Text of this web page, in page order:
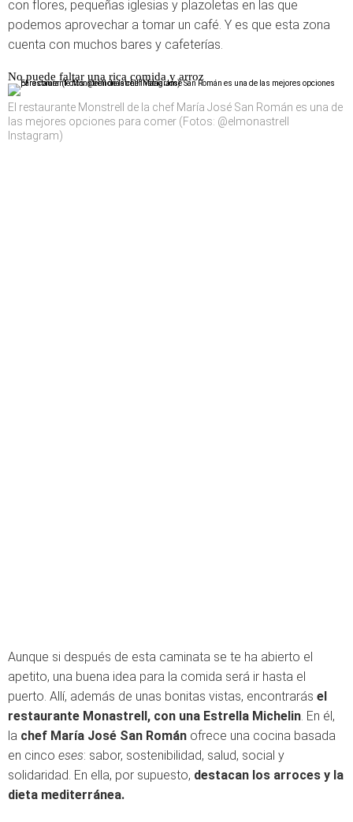
con flores, pequeñas iglesias y plazoletas en las que
podemos aprovechar a tomar un café. Y es que esta zona
cuenta con muchos bares y cafeterías.
No puede faltar una rica comida y arroz
El restaurante Monstrell de la chef María José San Román es una de
las mejores opciones para comer (Fotos: @elmonastrell
Instagram)
Aunque si después de esta caminata se te ha abierto el
apetito, una buena idea para la comida será ir hasta el
puerto. Allí, además de unas bonitas vistas, encontrarás el
restaurante Monastrell, con una Estrella Michelin. En él,
la chef María José San Román ofrece una cocina basada
en cinco eses: sabor, sostenibilidad, salud, social y
solidaridad. En ella, por supuesto, destacan los arroces y la
dieta mediterránea.